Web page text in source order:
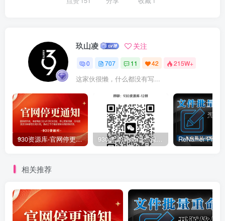
玖山凌 关注
0 707 11 42 215W+
这家伙很懒，什么都没有写...
930资源库-官网停更通知-【换在线文档更新-每日更新】 930资源库-微信资源12群【限时免费】开放入群中！！！
相关推荐